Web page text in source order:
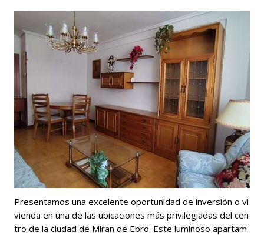
Presentamos una excelente oportunidad de inversión o vi
vienda en una de las ubicaciones más privilegiadas del cen
tro de la ciudad de Miran de Ebro. Este luminoso apartam